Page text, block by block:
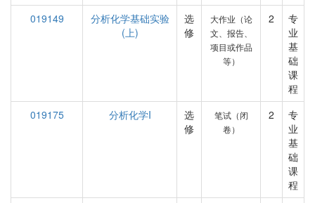
019149
分析化学基础实验
(上)
选
修
大作业（论
文、报告、
项目或作品
等）
2
专
业
基
础
课
程
019175
分析化学I
选
修
笔试（闭
卷）
2
专
业
基
础
课
程